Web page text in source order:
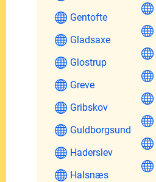
Gentofte
Gladsaxe
Glostrup
Greve
Gribskov
Guldborgsund
Haderslev
Halsnæs